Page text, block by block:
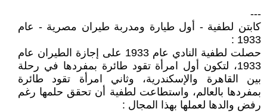
---
كابتن لطفية - أول طيارة ومدربة طيران مصرية - عام
1933 :
حصلت لطفية النادي عام 1933 على إجازة الطيران عام
1933، لتكون أول امرأة تقود طائرة بمفردها في رحلة
بين القاهرة والإسكندرية، وثاني امرأة تقود طائرة
بمفردها بالعالم، واستطاعت لطفية أن تحقق حلمها رغم
رفض والدها لعملها بهذا المجال :